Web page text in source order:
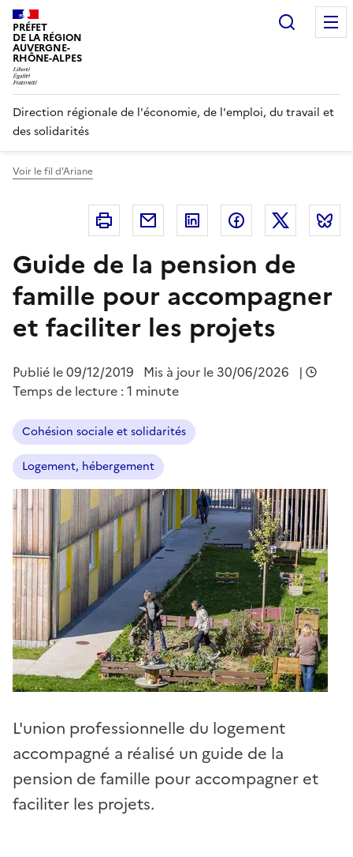
Panneau de gestion des cookies
PRÉFET
DE LA RÉGION
AUVERGNE-
RHÔNE-ALPES
Direction régionale de l'économie, de l'emploi, du travail et
des solidarités
Voir le fil d'Ariane
Imprimer Courriel Linkedin FacebookTwitter
Guide de la pension de
famille pour accompagner
et faciliter les projets
Publié le09/12/2019 Mis à jour le 30/06/2026
|
Temps de lecture : 1 minute
Cohésion sociale et solidarités
Logement, hébergement
L'union professionnelle du logement
accompagné a réalisé un guide de la
pension de famille pour accompagner et
faciliter les projets.